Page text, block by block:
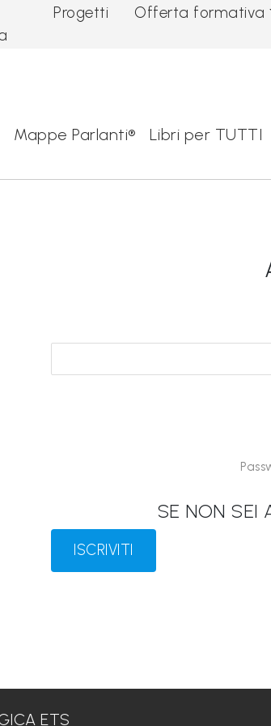
Progetti Offerta formativa
Mappe Parlanti® Libri per TUTTI
SE NON SEI
ISCRIVITI
ETS